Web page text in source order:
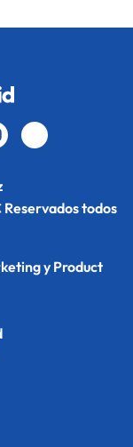
todos
y Product